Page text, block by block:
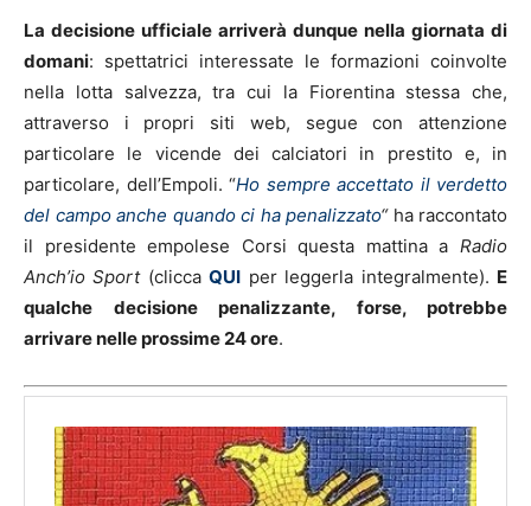
La decisione ufficiale arriverà dunque nella giornata di
domani: spettatrici interessate le formazioni coinvolte
nella lotta salvezza, tra cui la Fiorentina stessa che,
attraverso i propri siti web, segue con attenzione
particolare le vicende dei calciatori in prestito e, in
particolare, dell’Empoli. “Ho sempre accettato il verdetto
del campo anche quando ci ha penalizzato“ha raccontato
il presidente empolese Corsi questa mattina a Radio
Anch’io Sport (cliccaQUI per leggerla integralmente). E
qualche decisione penalizzante, forse, potrebbe
arrivare nelle prossime 24 ore.